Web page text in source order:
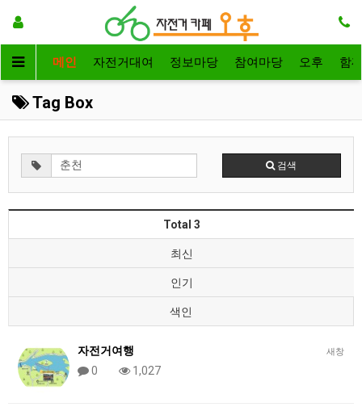
메인 자전거대여 정보마당 참여마당 오후 함
Tag Box
검색
Total 3
최신
인기
색인
새창
자전거여행
0
1,027